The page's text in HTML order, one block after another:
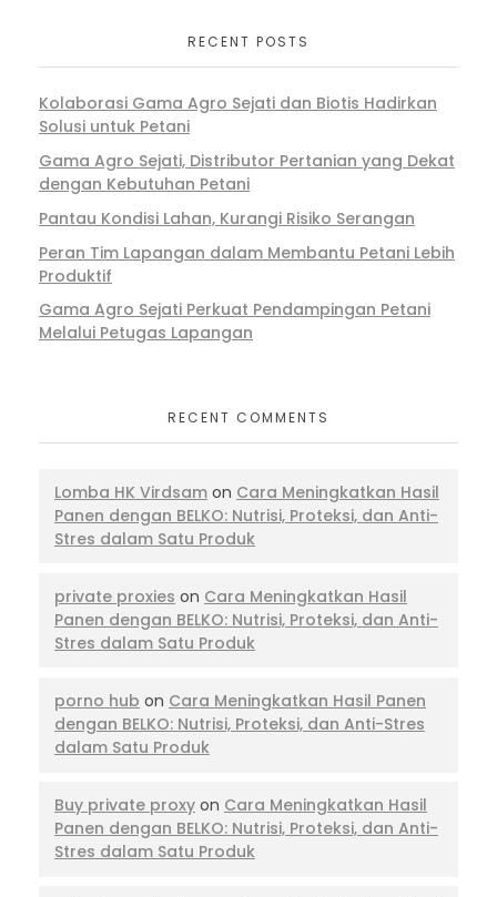
RECENT POSTS
Kolaborasi Gama Agro Sejati dan Biotis Hadirkan
Solusi untuk Petani
Gama Agro Sejati, Distributor Pertanian yang Dekat
dengan Kebutuhan Petani
Pantau Kondisi Lahan, Kurangi Risiko Serangan
Peran Tim Lapangan dalam Membantu Petani Lebih
Produktif
Gama Agro Sejati Perkuat Pendampingan Petani
Melalui Petugas Lapangan
RECENT COMMENTS
Lomba HK Virdsam on Cara Meningkatkan Hasil
Panen dengan BELKO: Nutrisi, Proteksi, dan Anti-
Stres dalam Satu Produk
private proxies on Cara Meningkatkan Hasil
Panen dengan BELKO: Nutrisi, Proteksi, dan Anti-
Stres dalam Satu Produk
porno hub on Cara Meningkatkan Hasil Panen
dengan BELKO: Nutrisi, Proteksi, dan Anti-Stres
dalam Satu Produk
Buy private proxy on Cara Meningkatkan Hasil
Panen dengan BELKO: Nutrisi, Proteksi, dan Anti-
Stres dalam Satu Produk